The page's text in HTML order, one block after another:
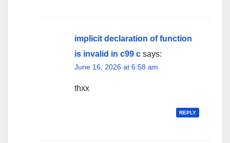
implicit declaration of function
is invalid in c99 c says:
June 16, 2026 at 6:58 am
thxx
REPLY